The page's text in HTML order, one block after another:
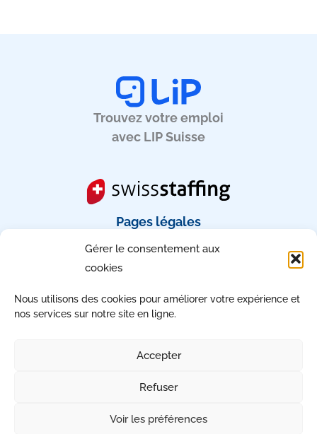
Gérer le consentement aux
cookies
Nous utilisons des cookies pour améliorer votre expérience et
nos services sur notre site en ligne.
Accepter
Refuser
Voir les préférences
Trouvez votre emploi
avec LIP Suisse
Pages légales
Mentions légales
Gérez votre consentement